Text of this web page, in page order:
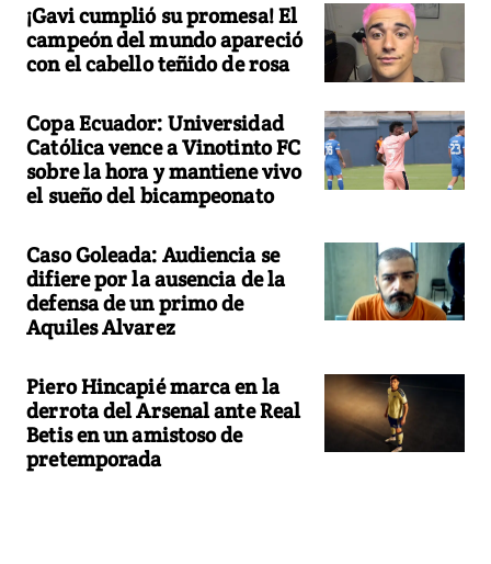
¡Gavi cumplió su promesa! El
campeón del mundo apareció
con el cabello teñido de rosa
Copa Ecuador: Universidad
Católica vence a Vinotinto FC
sobre la hora y mantiene vivo
el sueño del bicampeonato
Caso Goleada: Audiencia se
difiere por la ausencia de la
defensa de un primo de
Aquiles Alvarez
Piero Hincapié marca en la
derrota del Arsenal ante Real
Betis en un amistoso de
pretemporada